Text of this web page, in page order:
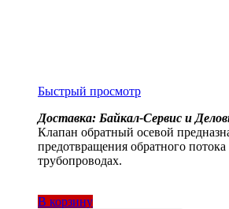
Быстрый просмотр
Доставка: Байкал-Сервис и
Клапан обратный осевой
предотвращения обратного
трубопроводах.
В корзину